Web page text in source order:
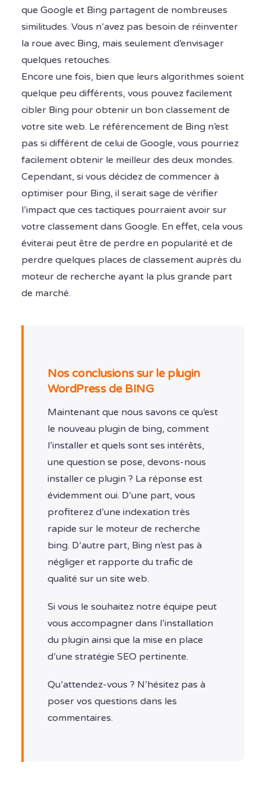
que Google et Bing partagent de nombreuses
similitudes. Vous n’avez pas besoin de réinventer
la roue avec Bing, mais seulement d’envisager
quelques retouches.
Encore une fois, bien que leurs algorithmes soient
quelque peu différents, vous pouvez facilement
cibler Bing pour obtenir un bon classement de
votre site web. Le référencement de Bing n’est
pas si différent de celui de Google, vous pourriez
facilement obtenir le meilleur des deux mondes.
Cependant, si vous décidez de commencer à
optimiser pour Bing, il serait sage de vérifier
l’impact que ces tactiques pourraient avoir sur
votre classement dans Google. En effet, cela vous
éviterai peut être de perdre en popularité et de
perdre quelques places de classement auprès du
moteur de recherche ayant la plus grande part
de marché.
Nos conclusions sur le plugin
WordPress de BING
Maintenant que nous savons ce qu’est
le nouveau plugin de bing, comment
l’installer et quels sont ses intérêts,
une question se pose, devons-nous
installer ce plugin ? La réponse est
évidemment oui. D’une part, vous
profiterez d’une indexation très
rapide sur le moteur de recherche
bing. D’autre part, Bing n’est pas à
négliger et rapporte du trafic de
qualité sur un site web.
Si vous le souhaitez notre équipe peut
vous accompagner dans l’installation
du plugin ainsi que la mise en place
d’une stratégie SEO pertinente.
Qu’attendez-vous ? N’hésitez pas à
poser vos questions dans les
commentaires.